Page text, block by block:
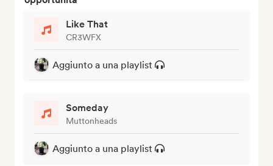
Like That
CR3WFX
Aggiunto a una playlist
Someday
Muttonheads
Aggiunto a una playlist